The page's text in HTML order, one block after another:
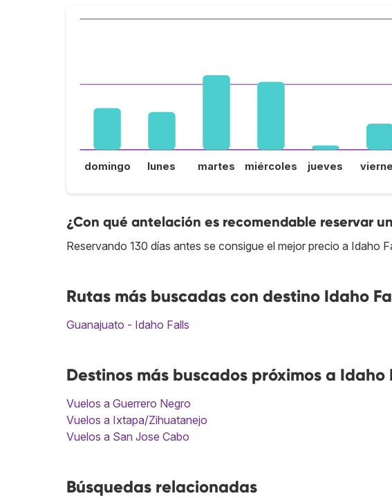
domingo lunes martes miércoles jueves
¿Con qué antelación es recomendable reservar
Reservando 130 días antes se consigue el mejor precio a Idaho
Rutas más buscadas con destino Idaho
Guanajuato - Idaho Falls
Destinos más buscados próximos a Idaho
Vuelos a Guerrero Negro
Vuelos a Ixtapa/Zihuatanejo
Vuelos a San Jose Cabo
Búsquedas relacionadas